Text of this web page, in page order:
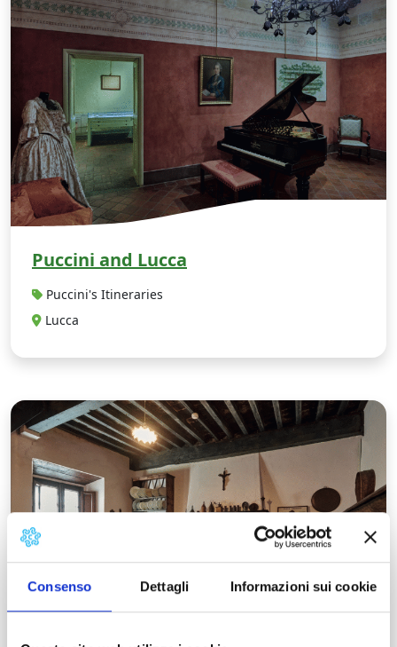
Consenso Dettagli Informazioni sui cookie
Puccini and Lucca
Puccini's Itineraries
Lucca